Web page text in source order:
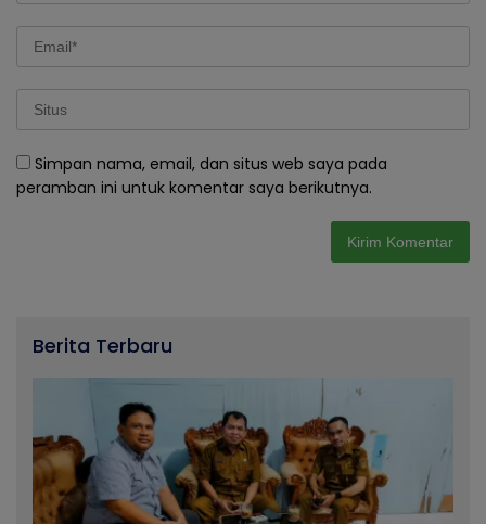
Simpan nama, email, dan situs web saya pada
peramban ini untuk komentar saya berikutnya.
Berita Terbaru